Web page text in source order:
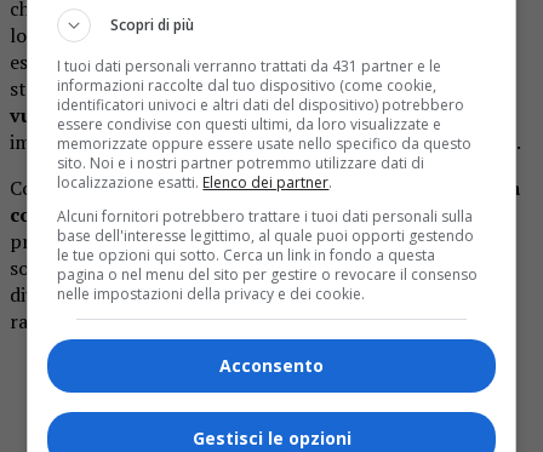
che tratta anche della battaglia della protagonista, una
lotta incessante contro il male del mondo, a cui potrebbe
esserci il riferimento alla malattia della fidanzata, a cui è
stata diagnosticata da tempol’endometriosi e la
vulvodinia, malattie che la diretta interessata si è
impegnata coraggiosamente di divulgare negli scorsi mesi.
Con una semplicità profonda e disarmante,
” ha
conquistato tutti, filtrando anche nei palati più scettici,
proprio per il contenuto e per la struttura musicale, una
sorta di onda che arriva a un climax rabbioso per poi
diventare malinconico nello special e apparente
rassicurante nella coda. Questa canzone è un capolavoro.
VOTO: 10
AGGETTIVO: MAGNIFICA
Scopri di più
I tuoi dati personali verranno trattati da 431 partner e le
informazioni raccolte dal tuo dispositivo (come cookie,
identificatori univoci e altri dati del dispositivo) potrebbero
essere condivise con questi ultimi, da loro visualizzate e
memorizzate oppure essere usate nello specifico da questo
sito. Noi e i nostri partner potremmo utilizzare dati di
localizzazione esatti. Elenco dei partner.
Alcuni fornitori potrebbero trattare i tuoi dati personali sulla
base dell'interesse legittimo, al quale puoi opporti gestendo
le tue opzioni qui sotto. Cerca un link in fondo a questa
pagina o nel menu del sito per gestire o revocare il consenso
nelle impostazioni della privacy e dei cookie.
Acconsento
Gestisci le opzioni